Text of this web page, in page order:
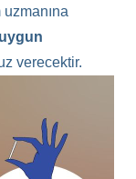
verecektir.